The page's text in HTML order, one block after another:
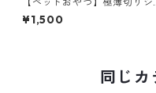
ャーキー "マルコ" 30g
¥1,500
同じカ